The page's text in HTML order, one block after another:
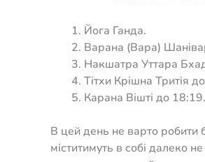
Йога Ганда.
Варана (Вара)
Накшатра Уттара
Тітхи Крішна Тритія
Карана Вішті до
В цей день не варто робити
міститимуть в собі далеко